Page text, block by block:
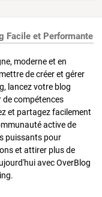
Facile et Performante
moderne et en
de créer et gérer
lancez votre blog
de compétences
et partagez facilement
active de
puissants pour
et attirer plus de
avec OverBlog